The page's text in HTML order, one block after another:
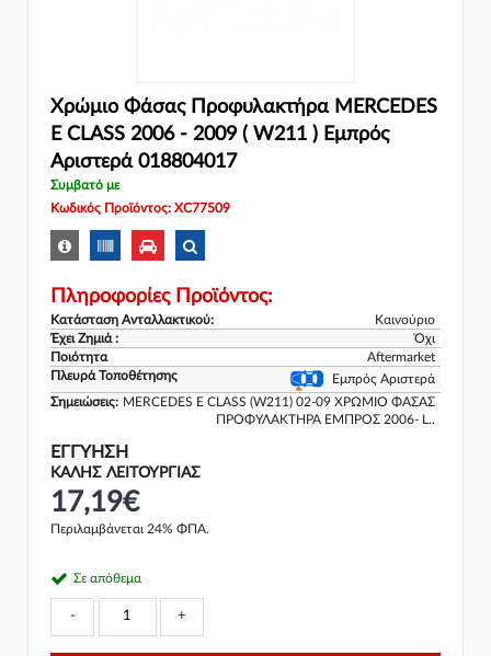
Χρώμιο Φάσας Προφυλακτήρα MERCEDES
E CLASS 2006 - 2009 ( W211 ) Εμπρός
Αριστερά 018804017
Συμβατό με
Κωδικός Προϊόντος: XC77509
Πληροφορίες Προϊόντος:
Κατάσταση Ανταλλακτικού:
Καινούριο
Έχει Ζημιά :
Όχι
Ποιότητα
Aftermarket
Πλευρά Τοποθέτησης
Εμπρός Αριστερά
Σημειώσεις: MERCEDES E CLASS (W211) 02-09 ΧΡΩΜΙΟ ΦΑΣΑΣ
ΠΡΟΦΥΛΑΚΤΗΡΑ ΕΜΠΡΟΣ 2006- L..
ΕΓΓΎΗΣΗ
ΚΑΛΗΣ ΛΕΙΤΟΥΡΓΙΑΣ
17,19€
Περιλαμβάνεται 24% ΦΠΑ.
Σε απόθεμα
- +